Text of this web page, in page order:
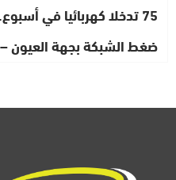
75 تدخلا كهربائيا في
ضغط الشبكة بجهة العيون